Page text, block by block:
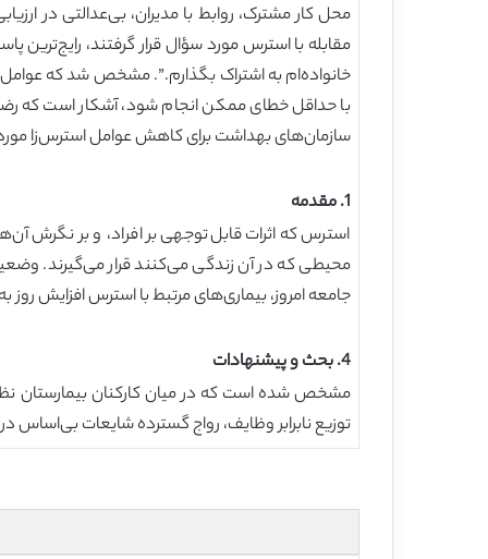
محل کار مشترک، روابط با مدیران، بی‌عدالتی در
مقابله با استرس مورد سؤال قرار گرفتند،
خانواده‌ام به اشتراک بگذارم.”. مشخص شد که
با حداقل خطای ممکن انجام شود، آشکار است که
سازمان‌های بهداشت برای کاهش عوامل استرس‌زا
1. مقدمه
استرس که اثرات قابل‌توجهی بر افراد، و بر نگرش
محیطی که در آن زندگی می‌کنند قرار می‌گیرند.
جامعه امروز، بیماری‌های مرتبط با استرس افزایش روز به
4. بحث و پیشنهادات
توزیع نابرابر وظایف، رواج گسترده شایعات بی‌اساس